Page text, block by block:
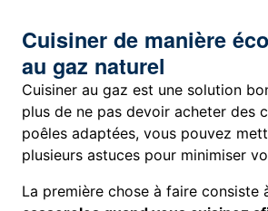
Cuisiner de manière
au gaz naturel
Cuisiner au gaz est une solution
plus de ne pas devoir acheter des
poêles adaptées, vous pouvez
plusieurs astuces pour minimiser
La première chose à faire consiste